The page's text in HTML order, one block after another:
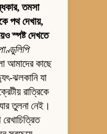
তমসা
পথ দেখায়,
স্পষ্ট দেখতে
আমাদের কাছে
ঝলকানি যা
রাত্রিকে
তুলনা নেই।